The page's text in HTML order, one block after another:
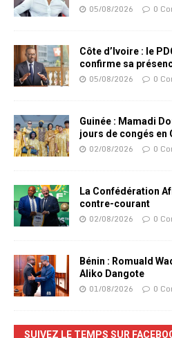
05/08/2026 0
Côte d’Ivoire : le
confirme sa
05/08/2026 0
Guinée : Mamadi
jours de congés en
02/08/2026 0
La Confédération
contre-courant
02/08/2026 0
Bénin : Romuald
Aliko Dangote
01/08/2026 0
SUIVEZ LE TEMPS SUR